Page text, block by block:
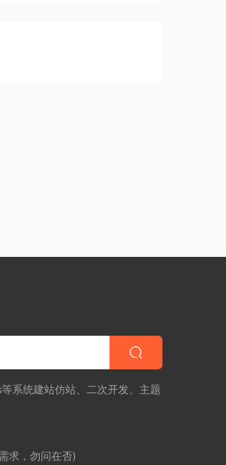
系统建站仿站、二次开发、主题
求，勿问在否)